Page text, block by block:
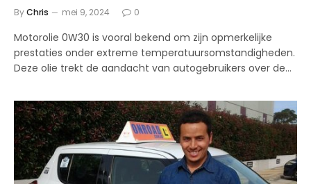
ByChris mei 9, 2024 0
Motorolie 0W30 is vooral bekend om zijn opmerkelijke
prestaties onder extreme temperatuursomstandigheden.
Deze olie trekt de aandacht van autogebruikers over de…